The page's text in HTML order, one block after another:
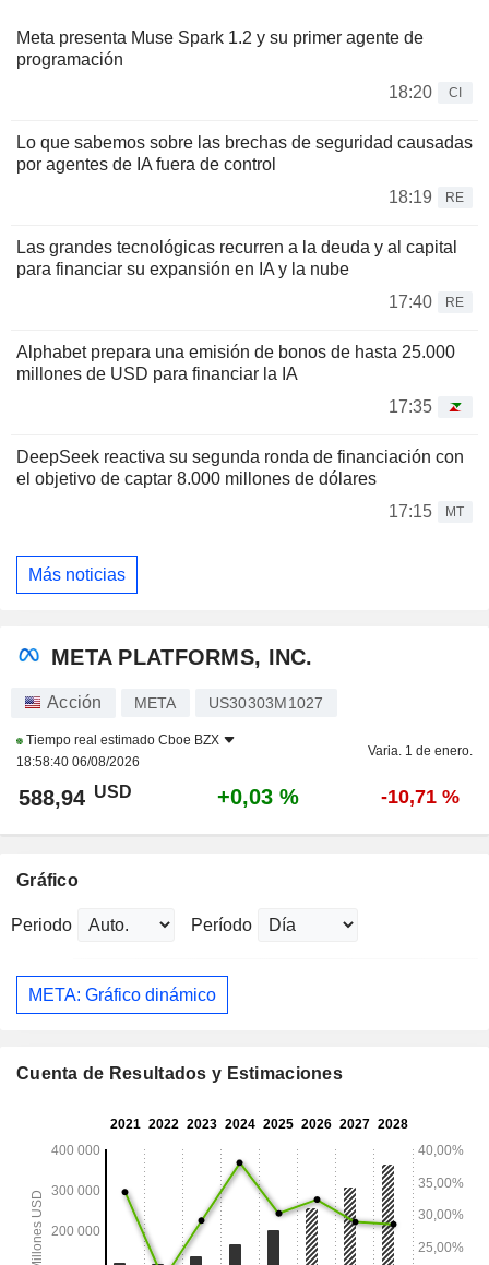
Meta presenta Muse Spark 1.2 y su primer agente de
programación
18:20
CI
Lo que sabemos sobre las brechas de seguridad causadas
por agentes de IA fuera de control
18:19
RE
Las grandes tecnológicas recurren a la deuda y al capital
para financiar su expansión en IA y la nube
17:40
RE
Alphabet prepara una emisión de bonos de hasta 25.000
millones de USD para financiar la IA
17:35
DeepSeek reactiva su segunda ronda de financiación con
el objetivo de captar 8.000 millones de dólares
17:15
MT
Más noticias
META PLATFORMS, INC.
Acción META US30303M1027
Tiempo real estimado Cboe BZX
18:58:40 06/08/2026
Varia. 1 de enero.
588,94 USD +0,03 % -10,71 %
Gráfico
Periodo Período
META: Gráfico dinámico
Cuenta de Resultados y Estimaciones